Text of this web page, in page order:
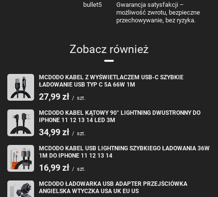
bullet5
Gwarancja satysfakcji –
możliwość zwrotu, bezpieczne
przechowywanie, bez ryzyka.
Zobacz również
MCDODO KABEL Z WYŚWIETLACZEM USB-C SZYBKIE
ŁADOWANIE USB TYP C 5A 66W 1M
27,99 zł / szt.
MCDODO KABEL KĄTOWY 90° LIGHTNING DWUSTRONNY DO
IPHONE 11 12 13 14 LED 3M
34,99 zł / szt.
MCDODO KABEL USB LIGHTNING SZYBKIEGO ŁADOWANIA 36W
1M DO IPHONE 11 12 13 14
16,99 zł / szt.
MCDODO ŁADOWARKA USB ADAPTER PRZEJŚCIÓWKA
ANGIELSKA WTYCZKA USA UK EU US